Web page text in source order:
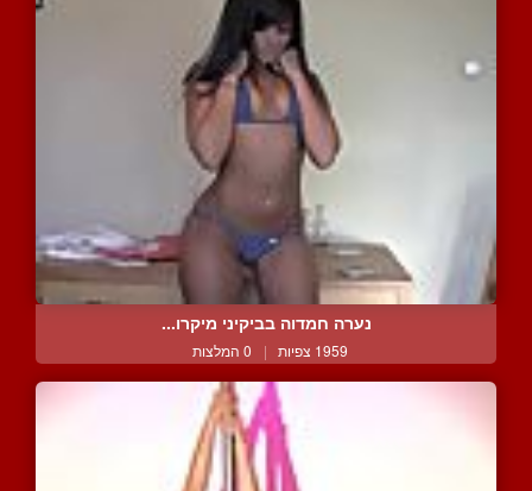
נערה חמדוה בביקיני מיקרו...
1959 צפיות | 0 המלצות